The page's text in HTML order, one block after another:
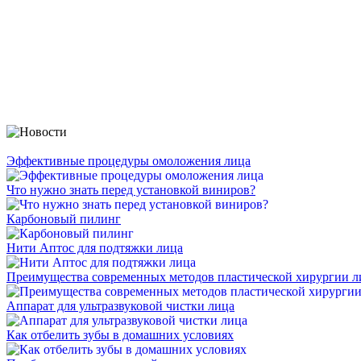
Эффективные процедуры омоложения лица
Что нужно знать перед установкой виниров?
Карбоновый пилинг
Нити Аптос для подтяжки лица
Преимущества современных методов пластической хирургии
Аппарат для ультразвуковой чистки лица
Как отбелить зубы в домашних условиях